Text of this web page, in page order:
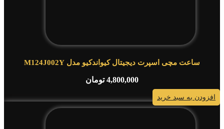
ساعت مچی اسپرت دیجیتال کیواندکیو مدل M124J002Y
4,800,000 تومان
افزودن به سبد خرید